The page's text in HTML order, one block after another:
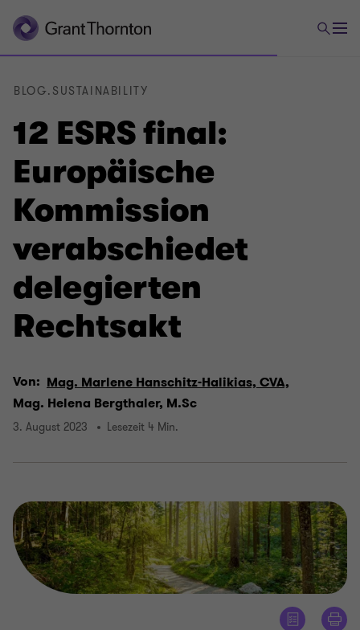
12 ESRS final:
Europäische
Kommission
verabschiedet
delegierten
Rechtsakt
BLOG.SUSTAINABILITY
Von: Mag. Marlene Hanschitz-Halikias, CVA,
Mag. Helena Bergthaler, M.Sc
3. August 2023 Lesezeit 4 Min.